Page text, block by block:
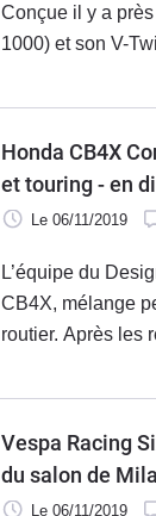
Conçue il y a
1000) et son V-
fera évoluer en
2020, l’histoire
1050 et un
Honda CB4X
et touring - en
Le 06/11/2019
L’équipe du
CB4X, mélange
routier. Après les
Vespa Racing
du salon de
Le 06/11/2019